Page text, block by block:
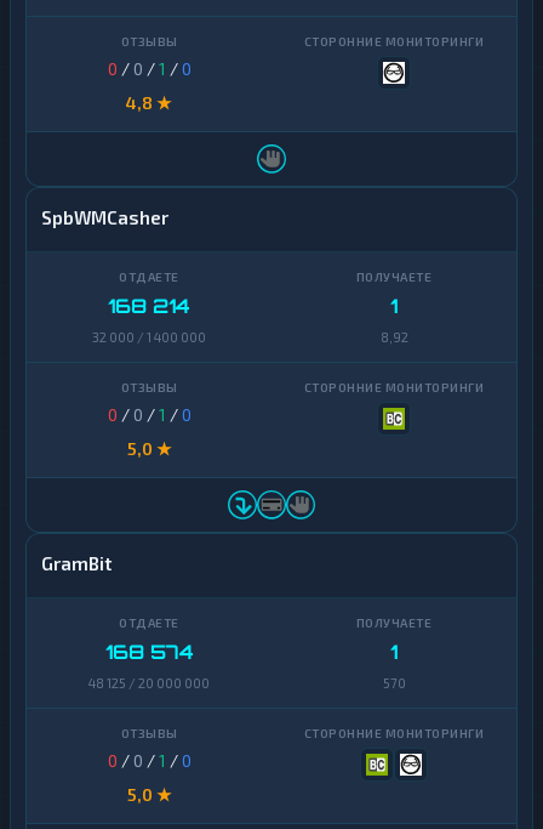
0 / 0 /1 /0
4,8 ★
SpbWMCasher
168 214
32 000 / 1 400 000
1
8,92
0 / 0 /1 /0
5,0 ★
GramBit
168 574
48 125 / 20 000 000
1
570
0 / 0 /1 /0
5,0 ★